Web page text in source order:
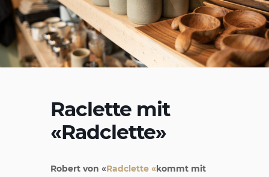
Raclette mit
«Radclette»
Robert von «Radclette «kommt mit